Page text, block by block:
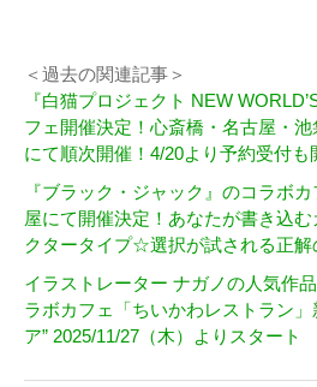
＜過去の関連記事＞
『白猫プロジェクト NEW
フェ開催決定！心斎橋・名古屋・
にて順次開催！4/20より予約受付も
『ブラック・ジャック』のコラボ
屋にて開催決定！あなたが書き込
クタータイプ☆選択が試される正解
イラストレーター ナガノの人気作
ラボカフェ「ちいかわレストラン」
ア” 2025/11/27（木）よりスタート